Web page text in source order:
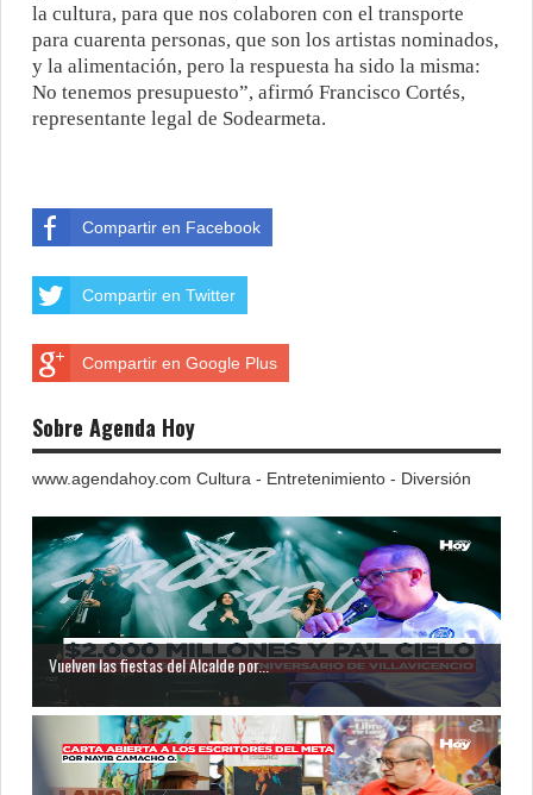
la cultura, para que nos colaboren con el transporte
para cuarenta personas, que son los artistas nominados,
y la alimentación, pero la respuesta ha sido la misma:
No tenemos presupuesto”, afirmó Francisco Cortés,
representante legal de Sodearmeta.
Compartir en Facebook
Compartir en Twitter
Compartir en Google Plus
Sobre Agenda Hoy
www.agendahoy.com Cultura - Entretenimiento - Diversión
Vuelven las fiestas del Alcalde por...